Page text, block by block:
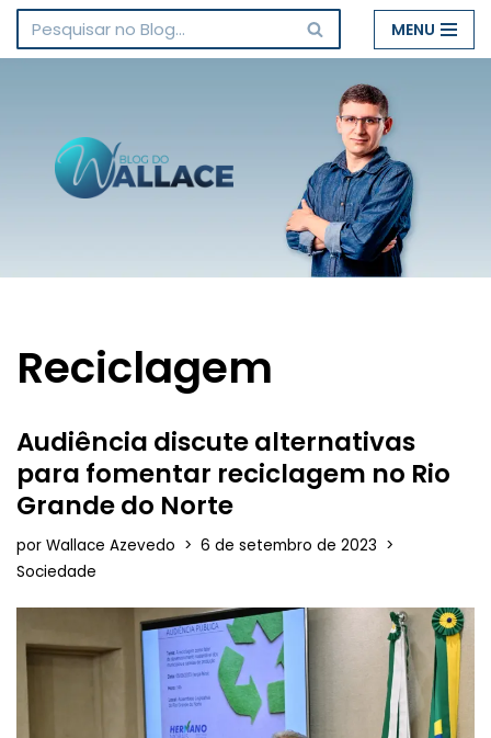
Pular
conteúdo
MENU
Reciclagem
Audiência discute alternativas
para fomentar reciclagem no Rio
Grande do Norte
por Wallace Azevedo
6 de setembro de 2023
Sociedade